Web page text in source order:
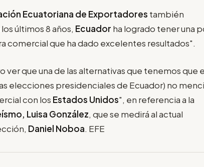
Ecuatoriana de Exportadores también
últimos 8 años, Ecuador ha logrado tener una
comercial que ha dado excelentes resultados".
ver que una de las alternativas que tenemos que
elecciones presidenciales de Ecuador) no
con los Estados Unidos", en referencia a la
Luisa González, que se medirá al actual
Daniel Noboa. EFE